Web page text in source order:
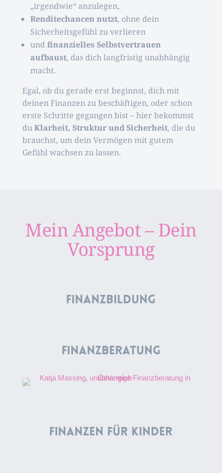
„irgendwie“ anzulegen,
Renditechancen nutzt, ohne dein
Sicherheitsgefühl zu verlieren
undfinanzielles Selbstvertrauen
aufbaust, das dich langfristig unabhängig
macht.
Egal, ob du gerade erst beginnst, dich mit
deinen Finanzen zu beschäftigen, oder schon
erste Schritte gegangen bist – hier bekommst
duKlarheit, Struktur und Sicherheit, die du
brauchst, um dein Vermögen mit gutem
Gefühl wachsen zu lassen.
Mein Angebot – Dein
Vorsprung
Finanzbildung
Finanzberatung
Finanzen für Kinder